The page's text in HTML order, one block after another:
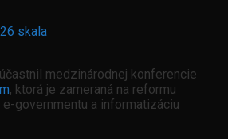
skala
medzinárodnej konferencie
, ktorá je zameraná na reformu
governmentu a informatizáciu